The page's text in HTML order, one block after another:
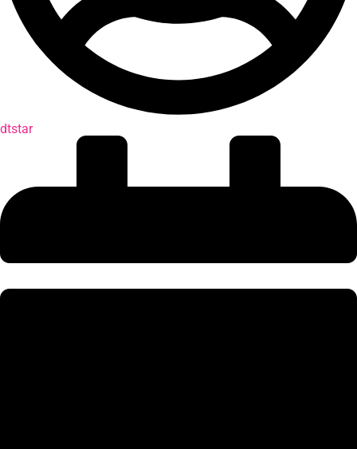
dtstar